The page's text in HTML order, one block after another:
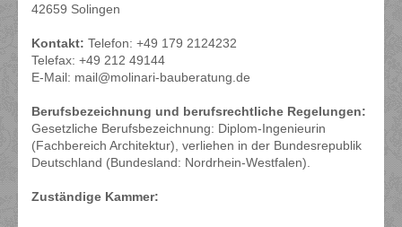
42659 Solingen
Kontakt: Telefon: +49 179 2124232
Telefax: +49 212 49144
E-Mail: mail@molinari-bauberatung.de
Berufsbezeichnung und berufsrechtliche Regelungen:
Gesetzliche Berufsbezeichnung: Diplom-Ingenieurin
(Fachbereich Architektur), verliehen in der Bundesrepublik
Deutschland (Bundesland: Nordrhein-Westfalen).
Zuständige Kammer: